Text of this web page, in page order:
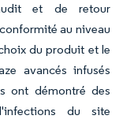
et de retour
au niveau
du produit et le
avancés infusés
ont démontré des
du site